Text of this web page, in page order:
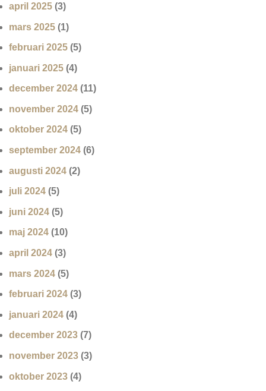
april 2025 (3)
mars 2025 (1)
februari 2025 (5)
januari 2025 (4)
december 2024 (11)
november 2024 (5)
oktober 2024 (5)
september 2024 (6)
augusti 2024 (2)
juli 2024 (5)
juni 2024 (5)
maj 2024 (10)
april 2024 (3)
mars 2024 (5)
februari 2024 (3)
januari 2024 (4)
december 2023 (7)
november 2023 (3)
oktober 2023 (4)